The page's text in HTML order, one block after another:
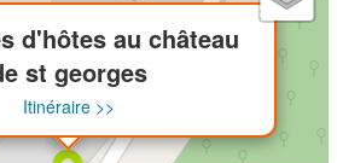
d'hôtes au château
st georges
Itinéraire >>
×